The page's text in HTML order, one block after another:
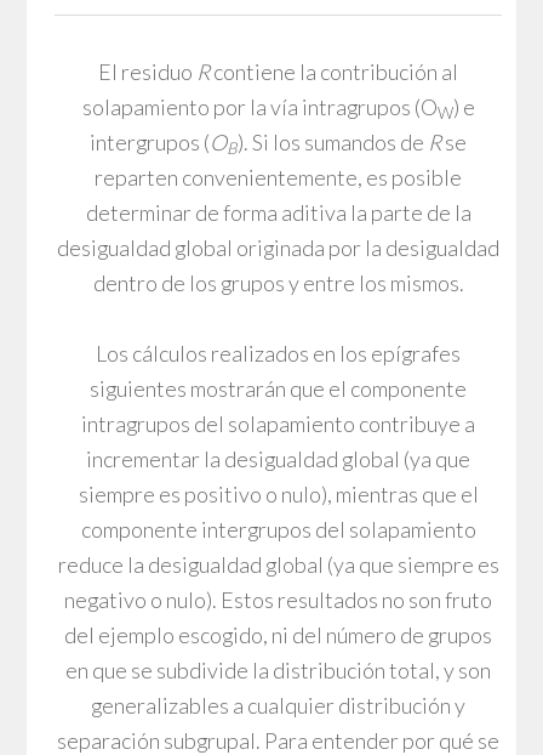
El residuo Rcontiene la contribución al
solapamiento por la vía intragrupos (OW) e
intergrupos (OB). Si los sumandos de Rse
reparten convenientemente, es posible
determinar de forma aditiva la parte de la
desigualdad global originada por la desigualdad
dentro de los grupos y entre los mismos.
Los cálculos realizados en los epígrafes
siguientes mostrarán que el componente
intragrupos del solapamiento contribuye a
incrementar la desigualdad global (ya que
siempre es positivo o nulo), mientras que el
componente intergrupos del solapamiento
reduce la desigualdad global (ya que siempre es
negativo o nulo). Estos resultados no son fruto
del ejemplo escogido, ni del número de grupos
en que se subdivide la distribución total, y son
generalizables a cualquier distribución y
separación subgrupal. Para entender por qué se